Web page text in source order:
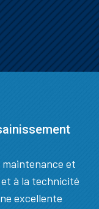
maintenance et
et à la technicité
excellente